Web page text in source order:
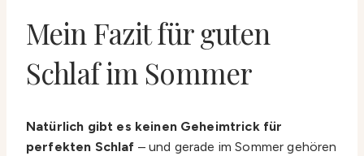
Mein Fazit für guten
Schlaf im Sommer
Natürlich gibt es keinen Geheimtrick für
perfekten Schlaf – und gerade im Sommer gehören